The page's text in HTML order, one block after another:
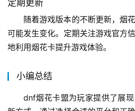
定期更新
随着游戏版本的不断更新，烟
可能发生变化。定期关注游戏官方
地利用烟花卡提升游戏体验。
小编总结
dnf烟花卡盟为玩家提供了展